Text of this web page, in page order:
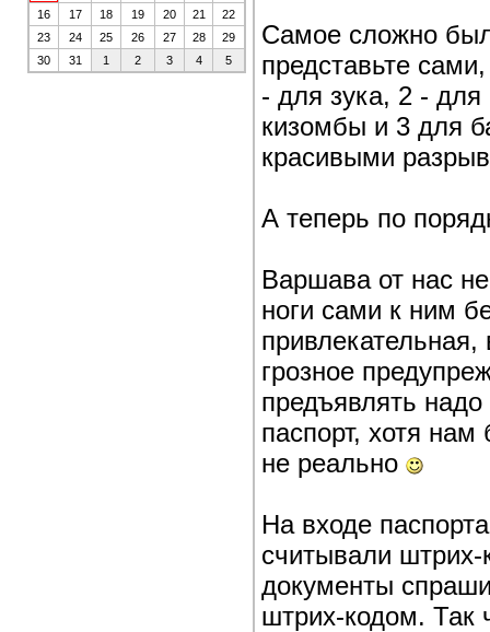
Самое сложно
представьте
- для зука, 2 -
кизомбы и 3 для
красивыми
А теперь по
Варшава от нас
ноги сами к ним
грозное
предъявлять
паспорт, хотя
не реально
На входе
считывали
документы
штрих-кодом. Так
16
17 18 19 20 21
22
23
24 25 26 27 28
29
30
31 1 2 3 4 5